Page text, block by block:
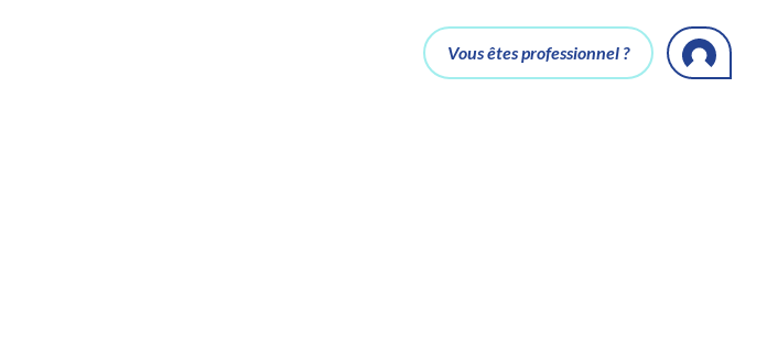
Vous êtes professionnel ?